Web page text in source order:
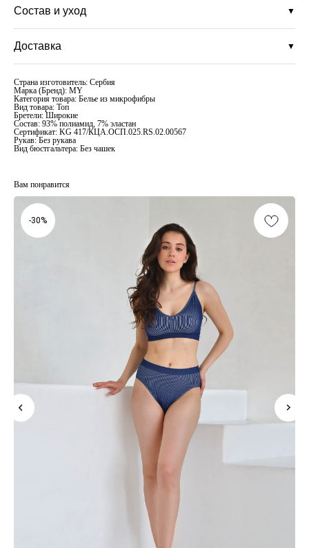
Состав и уход ▼
Доставка ▼
Страна изготовитель: Сербия
Марка (Бренд): MY
Категория товара: Белье из микрофибры
Вид товара: Топ
Бретели: Широкие
Состав: 93% полиамид, 7% эластан
Сертификат: KG 417/КЦА.ОСП.025.RS.02.00567
Рукав: Без рукава
Вид бюстгальтера: Без чашек
Вам понравится
-30%
Подпишись на рассылку и узнавай о новинках
MAX
Контакты
согласие на обработку персональных
политикой конфиденциальности